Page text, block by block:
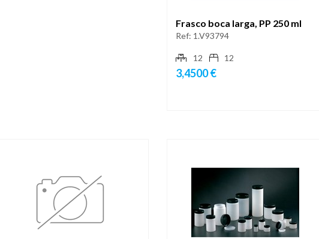
Frasco boca larga, PP 250 ml
Ref: 1.V93794
12 12
3,4500 €